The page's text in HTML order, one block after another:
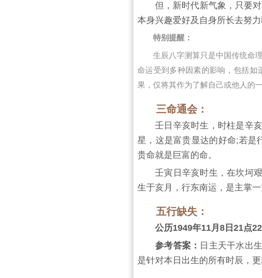
但，新时代新气象，只要
本身兴趣爱好及自身所长去努力
特别提醒：
生辰八字测算只是中国传统命
命运受到多种因素的影响，包括如
果，仅将其作为了解自己或他人的
三命通会：
壬日辛亥时生，时柱是辛
星，这是富贵显达的好命;若是
贵命就是巨富的命。
壬寅日辛亥时生，在坎坷
生于亥月，行东南运，是主掌一
五行缺失：
公历1949年11月8日21点
参考答案： 日主天干水出
是针对本日出生的所有时辰，